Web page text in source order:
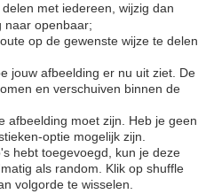
met iedereen, wijzig dan
naar openbaar;
op de gewenste wijze te delen
jouw afbeelding er nu uit ziet. De
en verschuiven binnen de
afbeelding moet zijn. Heb je geen
optie mogelijk zijn.
hebt toegevoegd, kun je deze
als random. Klik op shuffle
volgorde te wisselen.